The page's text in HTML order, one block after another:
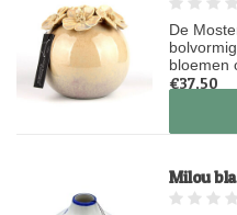
De
bloemen
€37,50
Op
Milou